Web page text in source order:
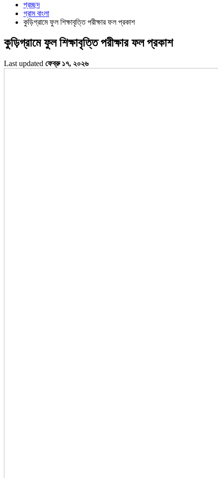
প্রচ্ছদ
গ্রাম বাংলা
কুড়িগ্রামে ফুল শিক্ষাবৃত্তি পরীক্ষার ফল প্রকাশ
কুড়িগ্রামে ফুল শিক্ষাবৃত্তি পরীক্ষার ফল প্রকাশ
Last updated ফেব্রু ১৭, ২০২৬